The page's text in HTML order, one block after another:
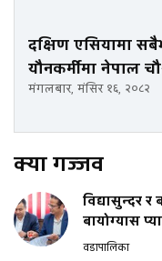
दक्षिण एसियामा
यौनकर्मीमा नेपाल
मंगलबार, मंसिर १६, २०८२
क्या गज्जव
विद्यासुन्दर
बायोग्यास
वडापालिका